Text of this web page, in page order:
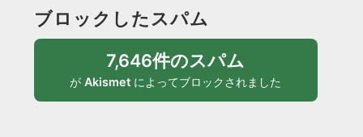
ブロックしたスパム
7,646件のスパム
がAkismet によってブロックされました